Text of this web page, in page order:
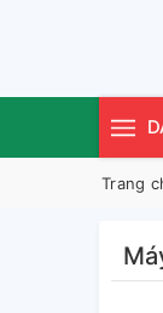
Trang